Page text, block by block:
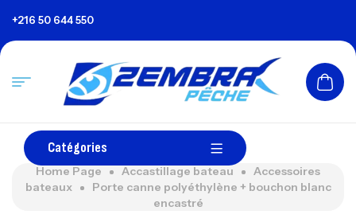
+216 50 644 550
Catégories
Home Page Accastillage bateau
Accessoires
bateaux
Porte canne polyéthylène + bouchon blanc
encastré